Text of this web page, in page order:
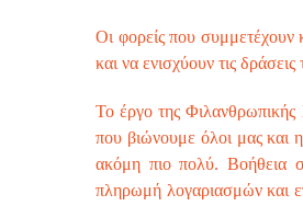
Οι φορείς που συμμετέχουν
και να ενισχύουν τις
Το έργο της Φιλανθρωπικής
που βιώνουμε όλοι μας και η
ακόμη πιο πολύ. Βοήθεια
πληρωμή λογαριασμών και